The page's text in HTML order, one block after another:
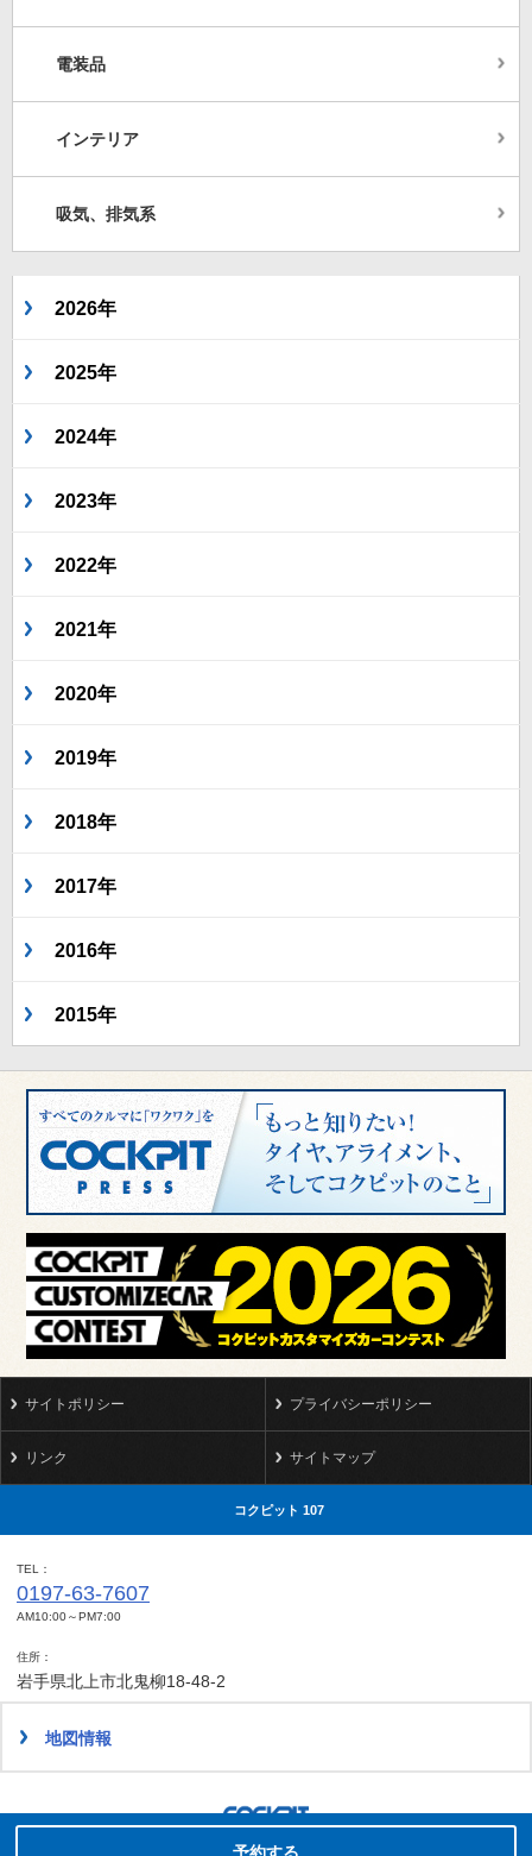
電装品
インテリア
吸気、排気系
2026年
2025年
2024年
2023年
2022年
2021年
2020年
2019年
2018年
2017年
2016年
2015年
サイトポリシー プライバシーポリシー
リンク サイトマップ
コクピット 107
TEL
0197-63-7607
AM10:00～PM7:00
住所
岩手県北上市北鬼柳18-48-2
地図情報
Copyright(C)2014-2022 COCKPIT Sakura.All rights reserved.